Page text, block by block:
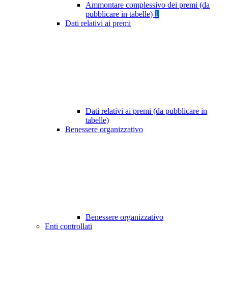
Ammontare complessivo dei premi (da
pubblicare in tabelle) 1
Dati relativi ai premi
Dati relativi ai premi (da pubblicare in
tabelle)
Benessere organizzativo
Benessere organizzativo
Enti controllati